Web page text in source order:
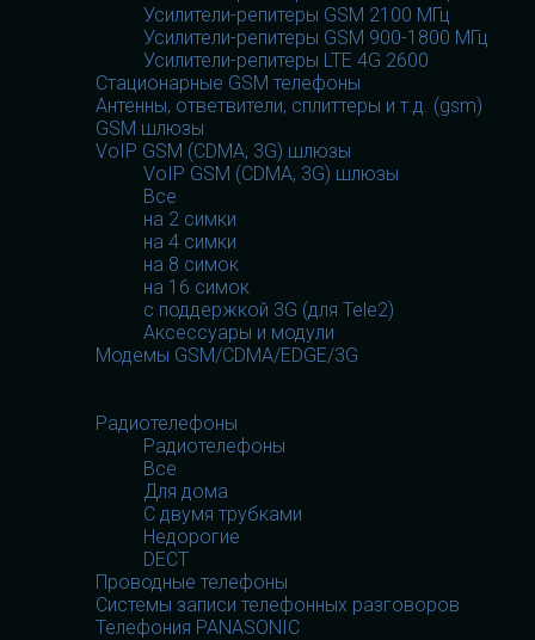
Усилители-репитеры GSM 2100 МГц
Усилители-репитеры GSM 900-1800 МГц
Усилители-репитеры LTE 4G 2600
Стационарные GSM телефоны
Антенны, ответвители, сплиттеры и т.д. (gsm)
GSM шлюзы
VoIP GSM (CDMA, 3G) шлюзы
VoIP GSM (CDMA, 3G) шлюзы
Все
на 2 симки
на 4 симки
на 8 симок
на 16 симок
с поддержкой 3G (для Tele2)
Аксессуары и модули
Модемы GSM/CDMA/EDGE/3G
Радиотелефоны
Радиотелефоны
Все
Для дома
С двумя трубками
Недорогие
DECT
Проводные телефоны
Системы записи телефонных разговоров
Телефония PANASONIC